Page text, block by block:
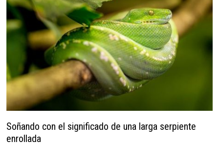
Soñando con el significado de una larga serpiente
enrollada